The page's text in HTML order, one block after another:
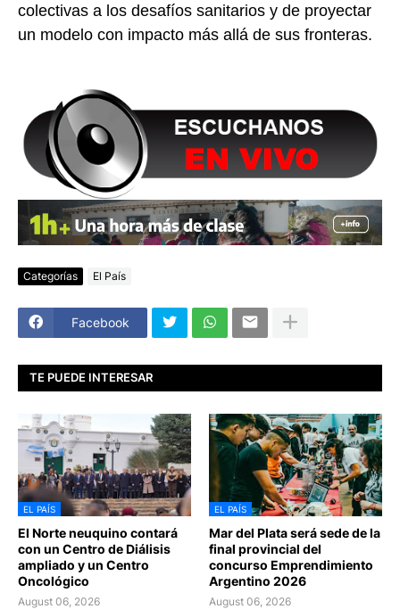
colectivas a los desafíos sanitarios y de proyectar
un modelo con impacto más allá de sus fronteras.
Categorías El País
Facebook
TE PUEDE INTERESAR
EL PAÍS
El Norte neuquino contará
con un Centro de Diálisis
ampliado y un Centro
Oncológico
August 06, 2026
EL PAÍS
Mar del Plata será sede de la
final provincial del
concurso Emprendimiento
Argentino 2026
August 06, 2026